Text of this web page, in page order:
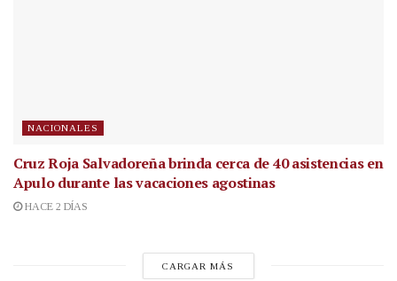
NACIONALES
Cruz Roja Salvadoreña brinda cerca de 40 asistencias en
Apulo durante las vacaciones agostinas
HACE 2 DÍAS
CARGAR MÁS